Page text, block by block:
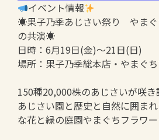
イベント情報
☀果子乃季あじさい祭り やまぐ
の共演☀
日時：6月19日(金)～21日(日)
場所：果子乃季総本店・やまぐ
150種20,000株のあじさいが咲
あじさい園と歴史と自然に囲ま
な花と緑の庭園やまぐちフラワ